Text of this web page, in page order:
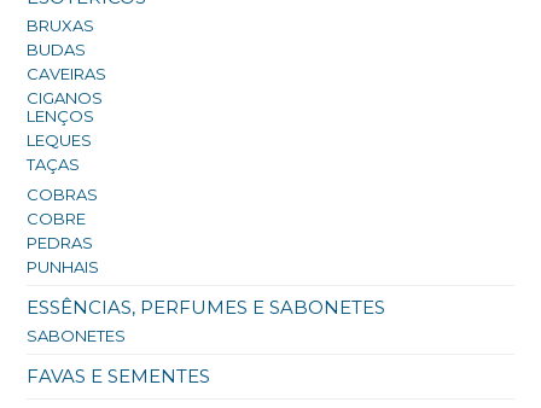
BRUXAS
BUDAS
CAVEIRAS
CIGANOS
LENÇOS
LEQUES
TAÇAS
COBRAS
COBRE
PEDRAS
PUNHAIS
ESSÊNCIAS, PERFUMES E SABONETES
SABONETES
FAVAS E SEMENTES